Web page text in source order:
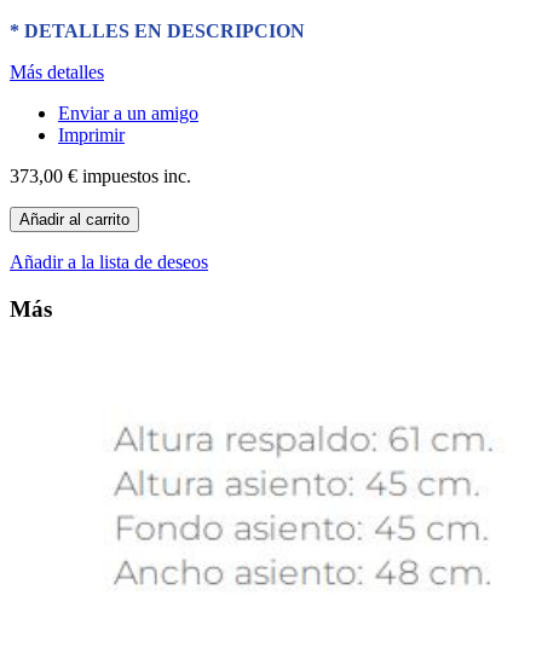
* DETALLES EN DESCRIPCION
Más detalles
Enviar a un amigo
Imprimir
373,00 € impuestos inc.
Añadir al carrito
Añadir a la lista de deseos
Más